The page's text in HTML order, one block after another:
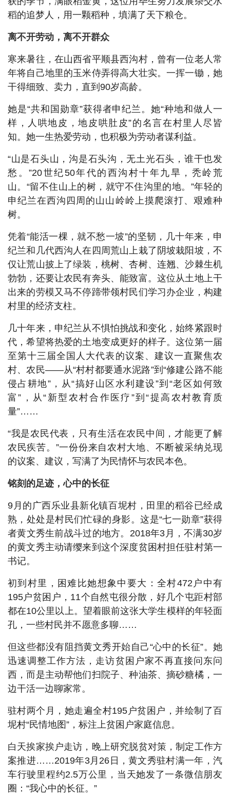
稻的追梦人，用一颗稻种，填满了天下粮仓。
离不开劳动，离不开群众
寒来暑往，在山西省平顺县西沟村，曾有一位老人常
年将自己地里的玉米侍弄得高大壮实。一挥一锄，她
干得细致、卖力，直到90岁高龄。
她是“共和国勋章”获得者申纪兰。她“种地和做人一
样，人哄地皮，地皮哄肚皮”的名言在村里人尽皆
知。她一生热爱劳动，也积极为劳动者谋利益。
“山是石头山，沟是石头沟，无土光石头，谁干也发
愁。”20世纪50年代的西沟村十年九旱，秃岭荒
山。“留不住山上的树，就守不住沟里的地。”年轻的
申纪兰在西沟四周的山山岭岭上摸爬滚打、艰难种
树。
凭着“能活一棵，就不愁一坡”的坚韧，几十年来，申
纪兰和几代西沟人在四周荒山上栽了阴坡栽阳坡，不
仅让荒山披上了绿装，桃树、杏树、连翘、沙棘生机
勃勃，还要让农民有奔头、能致富。这位从土地上干
出来的劳模又马不停蹄带领村民们学习办企业，构建
村里的经济支柱。
几十年来，申纪兰从不惧怕挑战和变化，始终紧跟时
代，希望将热爱的土地变成更好的样子。这位第一届
至第十三届全国人大代表的议案、建议一直聚焦农
村、农民——从“村村都要通水泥路”到“修建公路不能
侵占耕地”，从“搞好山区水利建设”到“老区如何致
富”，从“新型农村合作医疗”到“提高农村教育质
量”……
“我是农民代表，只有生活在农民中间，才能更了解
农民疾苦。”一份份来自农村大地、不断被采纳兑现
的议案、建议，写满了为民情怀与农民本色。
铭刻的足迹，心中的长征
9月的广西乐业县新化镇百坭村，田里的稻谷已经成
熟，处处是村民们忙碌的身影。这是“七一勋章”获得
者黄文秀生前战斗过的地方。2018年3月，不满30岁
的黄文秀主动请缨来到这个深度贫困村担任驻村第一
书记。
初到村里，困难比她想象中要大：全村472户中有
195户贫困户，11个自然屯很分散，好几个屯距村部
都在10公里以上。望着眼前这张大学生模样的年轻面
孔，一些村民并不愿意多聊……
但这些都没有阻挡黄文秀开始自己“心中的长征”。她
迅速调整工作方法，走访贫困户家不再直接问东问
西，而是主动帮他们扫院子、种油茶、摘砂糖橘，一
边干活一边聊家常。
驻村两个月，她走遍全村195户贫困户，并绘制了百
坭村“民情地图”，标注上贫困户家庭信息。
白天挨家挨户走访，晚上研究脱贫对策，制定工作方
案推进……2019年3月26日，黄文秀驻村满一年，汽
车行驶里程约2.5万公里，当天她发了一条微信朋友
圈：“我心中的长征。”